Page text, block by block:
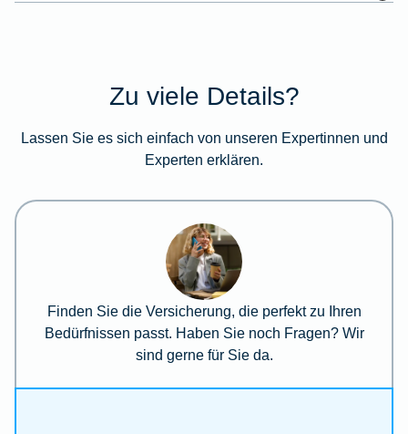
Zu viele Details?
Lassen Sie es sich einfach von unseren Expertinnen und
Experten erklären.
Finden Sie die Versicherung, die perfekt zu Ihren
Bedürfnissen passt. Haben Sie noch Fragen? Wir
sind gerne für Sie da.